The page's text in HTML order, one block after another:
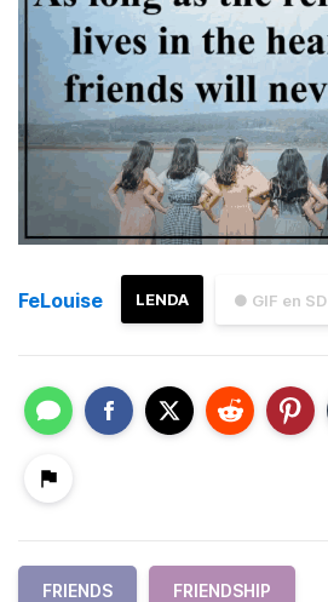
● GIF en SD
LENDA
FeLouise
FRIENDS FRIENDSHIP